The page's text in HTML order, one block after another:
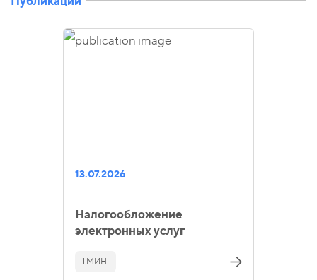
13.07.2026
Налогообложение
электронных услуг
1 МИН.